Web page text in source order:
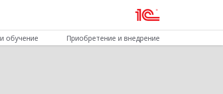
обучение Приобретение и внедрение